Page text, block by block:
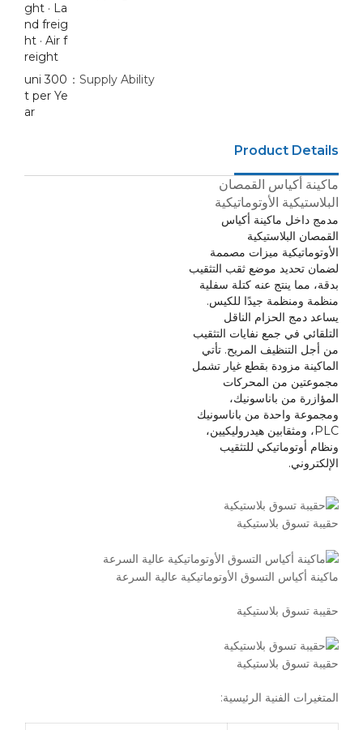
ght · La
nd freig
ht · Air f
reight
Supply Ability：
300 uni
t per Ye
ar
Product Details
ماكينة أكياس القمصان
البلاستيكية الأوتوماتيكية
مدمج داخل ماكينة أكياس
القمصان البلاستيكية
الأوتوماتيكية ميزات مصممة
لضمان تحديد موضع ثقب التثقيب
بدقة، مما ينتج عنه كتلة سفلية
منظمة ومنظمة جيدًا للكيس.
يساعد دمج الحزام الناقل
التلقائي في جمع نفايات التثقيب
من أجل التنظيف المريح. تأتي
الماكينة مزودة بقطع غيار تشمل
مجموعتين من المحركات
المؤازرة من باناسونيك،
ومجموعة واحدة من باناسونيك
PLC، ومثقابين هيدروليكيين،
ونظام أوتوماتيكي للتثقيب
الإلكتروني.
حقيبة تسوق بلاستيكية
ماكينة أكياس التسوق الأوتوماتيكية عالية السرعة
حقيبة تسوق بلاستيكية
حقيبة تسوق بلاستيكية
المتغيرات الفنية الرئيسية: